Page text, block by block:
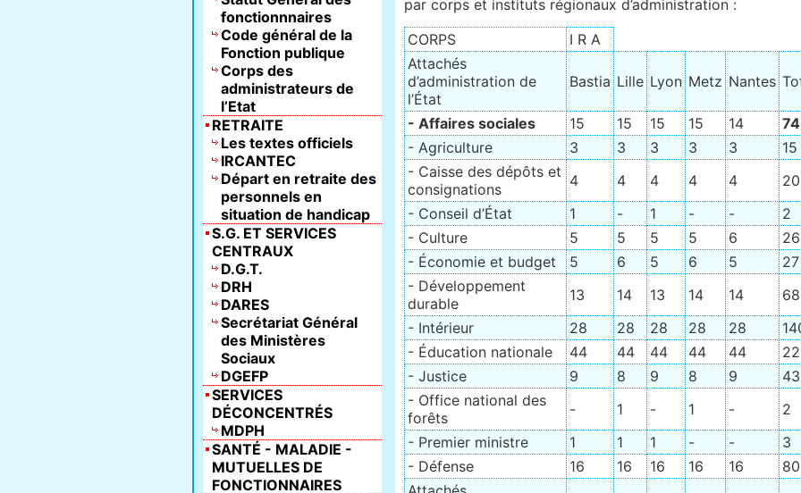
par corps et instituts régionaux d’administration :
CORPS
I R A
Attachés
d’administration de
l’État
Bastia Lille Lyon Metz Nantes
- Affaires sociales 15 15 15 15 14
74
- Agriculture
3 3 3 3 3
15
- Caisse des dépôts et
consignations
4 4 4 4 4
20
- Conseil d’État
1 - 1 - -
2
- Culture
5 5 5 5 6
26
- Économie et budget
5 6 5 6 5
27
- Développement
durable
13 14 13 14 14
68
- Intérieur
28 28 28 28 28
- Éducation nationale
44 44 44 44 44
- Justice
9 8 9 8 9
43
- Office national des
forêts
- 1 - 1 -
2
- Premier ministre
1 1 1 - -
3
- Défense
16 16 16 16 16
80
fonctionnnaires
Code général de la
Fonction publique
Corps des
administrateurs de
l’Etat
RETRAITE
Les textes officiels
IRCANTEC
Départ en retraite des
personnels en
situation de handicap
S.G. ET SERVICES
CENTRAUX
D.G.T.
DRH
DARES
Secrétariat Général
des Ministères
Sociaux
DGEFP
SERVICES
DÉCONCENTRÉS
MDPH
SANTÉ - MALADIE -
MUTUELLES DE
FONCTIONNAIRES